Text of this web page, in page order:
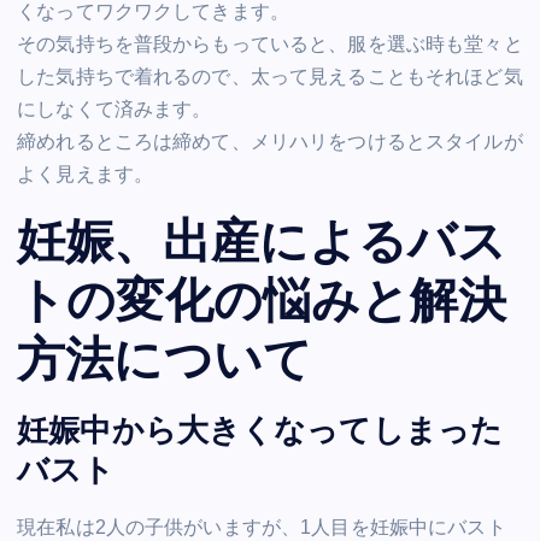
くなってワクワクしてきます。
その気持ちを普段からもっていると、服を選ぶ時も堂々と
した気持ちで着れるので、太って見えることもそれほど気
にしなくて済みます。
締めれるところは締めて、メリハリをつけるとスタイルが
よく見えます。
妊娠、出産によるバス
トの変化の悩みと解決
方法について
妊娠中から大きくなってしまった
バスト
現在私は2人の子供がいますが、1人目を妊娠中にバスト